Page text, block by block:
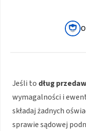
Jeśli to dług
wymagalności i
składaj żadnych
sprawie sądowej